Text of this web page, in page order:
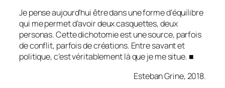
Je pense aujourd’hui être dans une forme d’équilibre
qui me permet d’avoir deux casquettes, deux
personas. Cette dichotomie est une source, parfois
de conflit, parfois de créations. Entre savant et
politique, c’est véritablement là que je me situe. ■
Esteban Grine, 2018.